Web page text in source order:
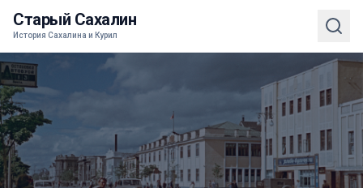
Старый Сахалин
История Сахалина и Курил